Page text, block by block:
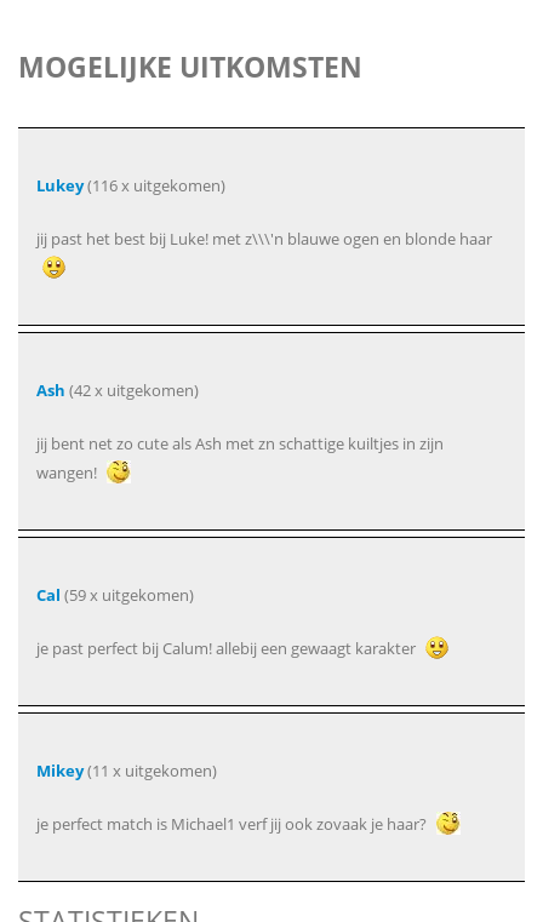
MOGELIJKE UITKOMSTEN
Lukey(116 x uitgekomen)
jij past het best bij Luke! met z\\\'n blauwe ogen en blonde haar
Ash (42 x uitgekomen)
jij bent net zo cute als Ash met zn schattige kuiltjes in zijn
wangen!
Cal (59 x uitgekomen)
je past perfect bij Calum! allebij een gewaagt karakter
Mikey(11 x uitgekomen)
je perfect match is Michael1 verf jij ook zovaak je haar?